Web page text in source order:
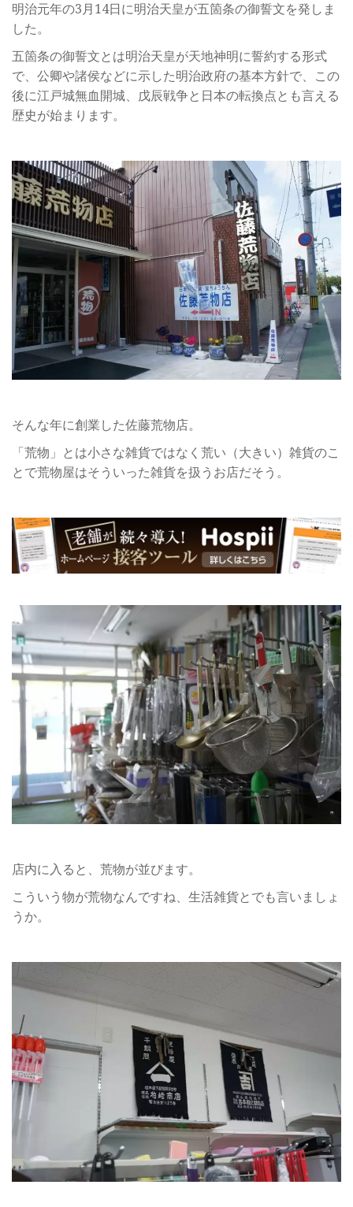
明治元年の3月14日に明治天皇が五箇条の御誓文を発しま
した。
五箇条の御誓文とは明治天皇が天地神明に誓約する形式
で、公卿や諸侯などに示した明治政府の基本方針で、この
後に江戸城無血開城、戊辰戦争と日本の転換点とも言える
歴史が始まります。
そんな年に創業した佐藤荒物店。
「荒物」とは小さな雑貨ではなく荒い（大きい）雑貨のこ
とで荒物屋はそういった雑貨を扱うお店だそう。
店内に入ると、荒物が並びます。
こういう物が荒物なんですね、生活雑貨とでも言いましょ
うか。